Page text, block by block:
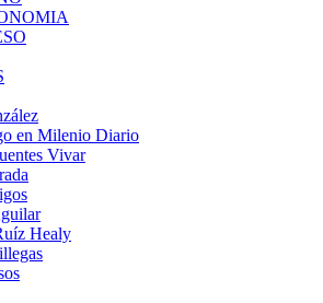
en Milenio Diario
Vivar
Healy